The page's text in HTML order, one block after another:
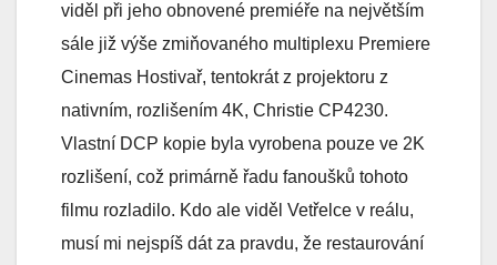
viděl při jeho obnovené premiéře na největším
sále již výše zmiňovaného multiplexu Premiere
Cinemas Hostivař, tentokrát z projektoru z
nativním, rozlišením 4K, Christie CP4230.
Vlastní DCP kopie byla vyrobena pouze ve 2K
rozlišení, což primárně řadu fanoušků tohoto
filmu rozladilo. Kdo ale viděl Vetřelce v reálu,
musí mi nejspíš dát za pravdu, že restaurování